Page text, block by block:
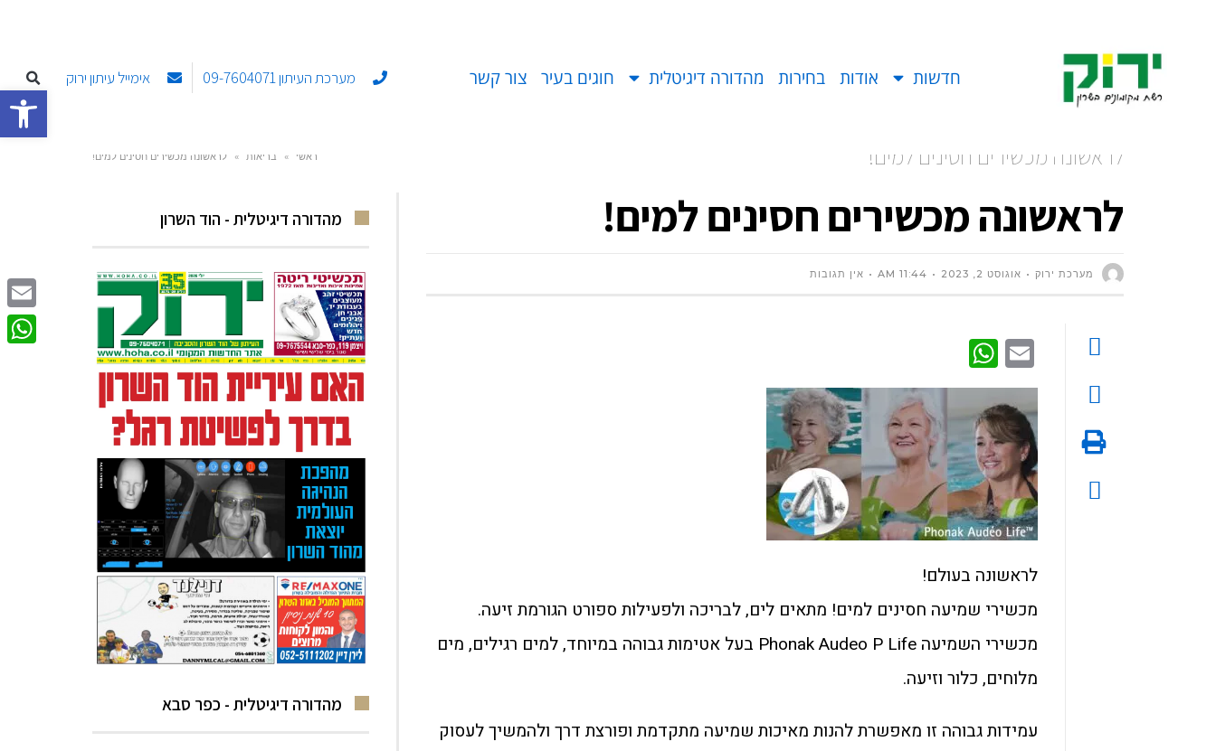
פתח חדשות אודות בחירות מהדורה דיגיטלית חוגים בעיר צור קשר מערכת העיתון 09-7604071 אימייל עיתון ירוק
לראשונה מכשירים חסינים למים! ראשי » בריאות » לראשונה מכשירים חסינים למים!
לראשונה מכשירים חסינים למים!
מערכת ירוק אוגוסט 2, 2023 11:44 AM אין תגובות
Email
לראשונה בעולם!
מכשירי שמיעה חסינים למים! מתאים לים, לבריכה ולפעילות ספורט הגורמת זיעה.
מכשירי השמיעה Phonak Audeo P Life בעל אטימות גבוהה במיוחד, למים רגילים, מים
מלוחים, כלור וזיעה.
עמידות גבוהה זו מאפשרת להנות מאיכות שמיעה מתקדמת ופורצת דרך ולהמשיך לעסוק
מהדורה דיגיטלית - הוד השרון
מהדורה דיגיטלית - כפר סבא